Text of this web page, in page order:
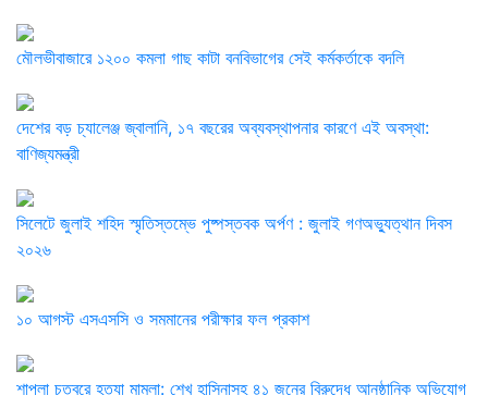
মৌলভীবাজারে ১২০০ কমলা গাছ কাটা বনবিভাগের সেই কর্মকর্তাকে বদলি
দেশের বড় চ্যালেঞ্জ জ্বালানি, ১৭ বছরের অব্যবস্থাপনার কারণে এই অবস্থা:
বাণিজ্যমন্ত্রী
সিলেটে জুলাই শহিদ স্মৃতিস্তম্ভে পুষ্পস্তবক অর্পণ : জুলাই গণঅভ্যুত্থান দিবস
২০২৬
১০ আগস্ট এসএসসি ও সমমানের পরীক্ষার ফল প্রকাশ
শাপলা চত্বরে হত্যা মামলা: শেখ হাসিনাসহ ৪১ জনের বিরুদ্ধে আনুষ্ঠানিক অভিযোগ